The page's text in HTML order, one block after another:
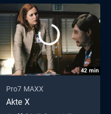
42 min
Pro7 MAXX
Akte X